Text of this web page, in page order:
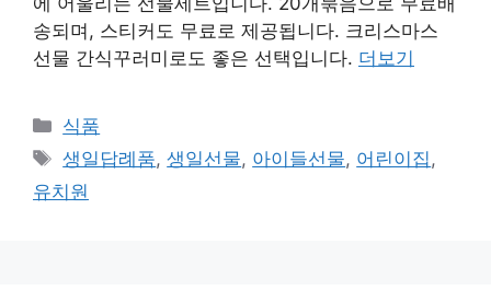
송되며, 스티커도 무료로 제공됩니다. 크리스마스
선물 간식꾸러미로도 좋은 선택입니다. 더보기
카
테
고
리
식품
태
그
생일답례품,생일선물, 아이들선물, 어린이집 ,
유치원